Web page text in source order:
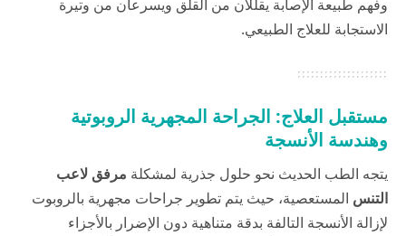
وفهم طبيعة الإصابة يقللان من القلق ويسرعان من وتيرة
الاستجابة للعلاج الطبيعي.
مستقبل العلاج: الجراحة المجهرية الروبوتية
وهندسة الأنسجة
يتجه الطب الحديث نحو حلول جذرية لمشكلة مرفق لاعب
التنس المستعصية، حيث يتم تطوير جراحات مجهرية بالروبوت
لإزالة الأنسجة التالفة بدقة متناهية دون الإضرار بالأجزاء